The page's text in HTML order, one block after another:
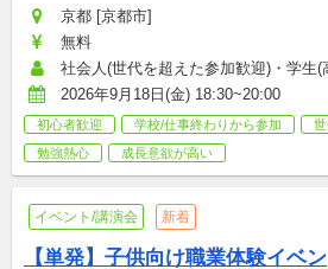
京都 [京都市]
無料
社会人(世代を超えた参加歓迎)・学生(
2026年9月18日(金) 18:30~20:00
初心者歓迎 学校/仕事終わりから参加
勉強熱心
成長意欲が高い
イベント/講演会 新着
【単発】子供向け職業体験イベン